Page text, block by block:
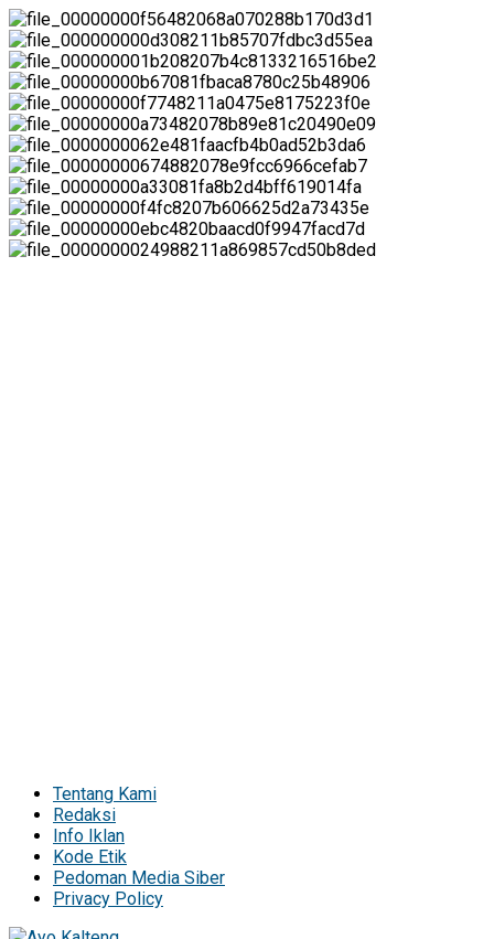
Tentang Kami
Redaksi
Info Iklan
Kode Etik
Pedoman Media Siber
Privacy Policy